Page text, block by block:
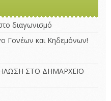
διαγωνισμό
Γονέων και Κηδεμόνων!
ΣΤΟ ΔΗΜΑΡΧΕΙΟ